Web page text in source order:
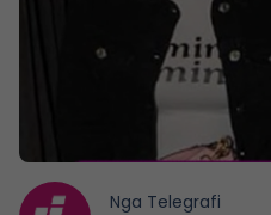
Nga Telegrafi